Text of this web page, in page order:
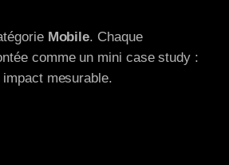
Mobile. Chaque
comme un mini case study :
mesurable.